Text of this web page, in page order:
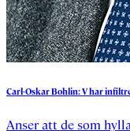
Carl-OskarBohlin:Vhar
Anser att de som